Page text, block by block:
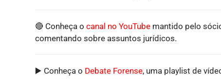
🔴 Conheça o canal no YouTube mantido pelo
comentando sobre assuntos jurídicos.
▶️ Conheça o Debate Forense, uma playlist de